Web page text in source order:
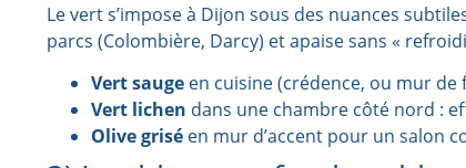
Le vert s’impose à Dijon sous des nuances
parcs (Colombière, Darcy) et apaise sans «
Vert sauge en cuisine (crédence, ou mur
Vert lichen dans une chambre côté nord :
Olive grisé en mur d’accent pour un salon